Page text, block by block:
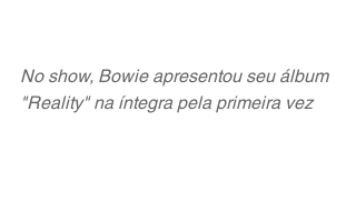
No show, Bowie apresentou seu álbum
"Reality" na íntegra pela primeira vez